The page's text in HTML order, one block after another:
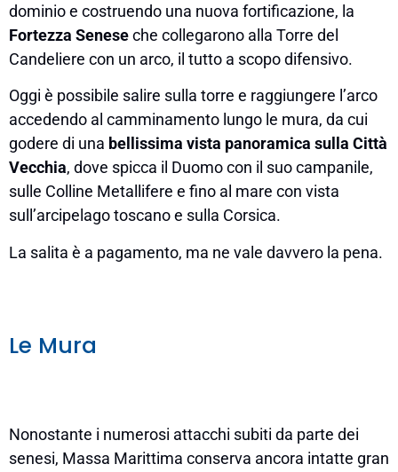
dominio e costruendo una nuova fortificazione, la
Fortezza Seneseche collegarono alla Torre del
Candeliere con un arco, il tutto a scopo difensivo.
Oggi è possibile salire sulla torre e raggiungere l’arco
accedendo al camminamento lungo le mura, da cui
godere di una bellissima vista panoramica sulla Città
Vecchia, dove spicca il Duomo con il suo campanile,
sulle Colline Metallifere e fino al mare con vista
sull’arcipelago toscano e sulla Corsica.
La salita è a pagamento, ma ne vale davvero la pena.
Le Mura
Nonostante i numerosi attacchi subiti da parte dei
senesi, Massa Marittima conserva ancora intatte gran